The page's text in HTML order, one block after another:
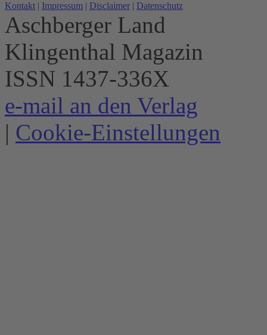
Kontakt | Impressum | Disclaimer | Datenschutz
Aschberger Land
Klingenthal Magazin
ISSN 1437-336X
e-mail an den Verlag
| Cookie-Einstellungen